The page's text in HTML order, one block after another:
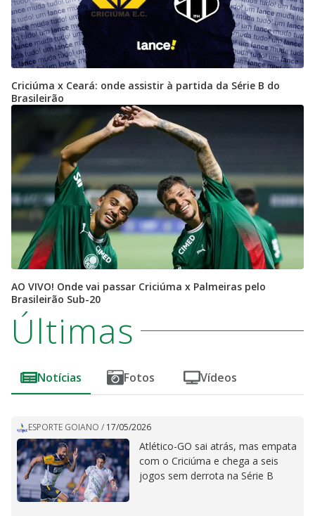
Criciúma x Ceará: onde assistir à partida da Série B do
Brasileirão
AO VIVO! Onde vai passar Criciúma x Palmeiras pelo
Brasileirão Sub-20
Últimas
Notícias Fotos Vídeos
ESPORTE GOIANO / 17/05/2026
Atlético-GO sai atrás, mas empata
com o Criciúma e chega a seis
jogos sem derrota na Série B